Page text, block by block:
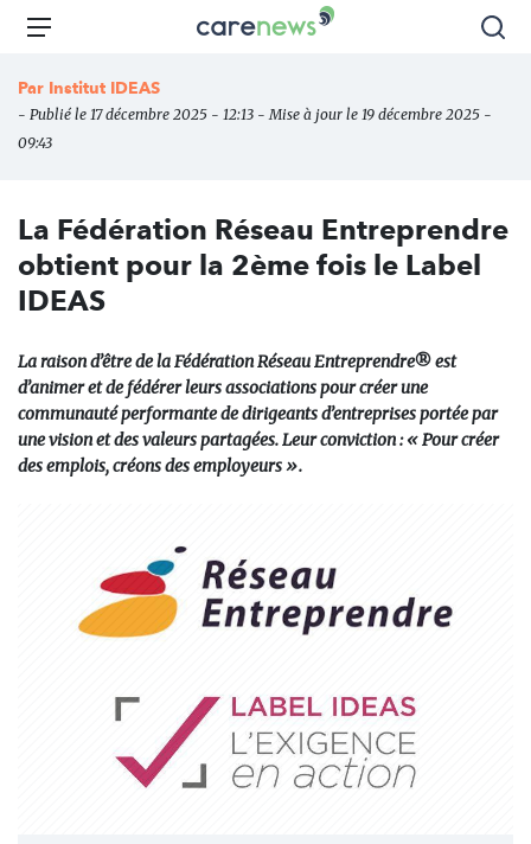
Aller
principal
Carenews,
des
Menu
Par Institut IDEAS
- Publié le 17 décembre 2025 - 12:13 - Mise à jour le 19 décembre 2025 -
09:43
La Fédération Réseau Entreprendre
obtient pour la 2ème fois le Label
IDEAS
La raison d’être de la Fédération Réseau Entreprendre® est
d’animer et de fédérer leurs associations pour créer une
communauté performante de dirigeants d’entreprises portée par
une vision et des valeurs partagées. Leur conviction : « Pour créer
des emplois, créons des employeurs ».